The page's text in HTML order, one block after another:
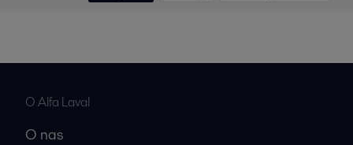
O Alfa Laval
O nas